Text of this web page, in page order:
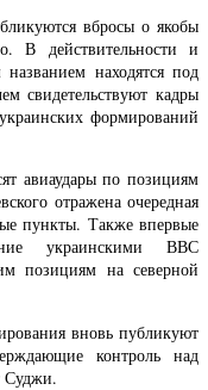
вбросы о якобы
В действительности и
находятся под
свидетельствуют кадры
формирований
авиаудары по позициям
отражена очередная
пункты. Также впервые
украинскими ВВС
позициям на северной
вновь публикуют
контроль над
Суджи.